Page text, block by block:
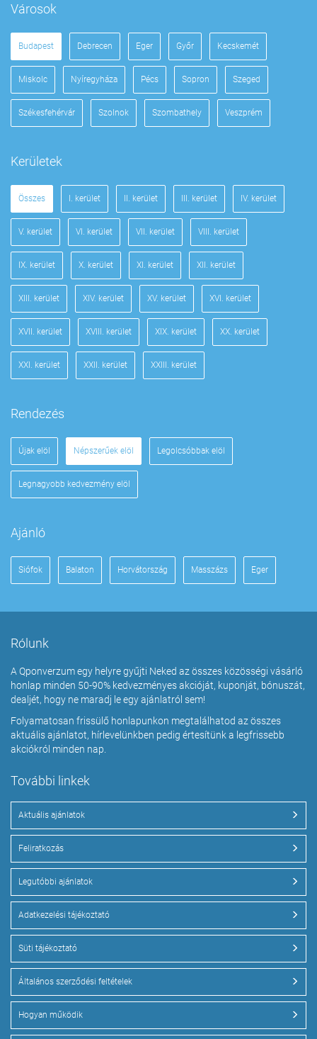
Városok
Budapest Debrecen Eger Győr Kecskemét
Miskolc Nyíregyháza Pécs Sopron Szeged
Székesfehérvár Szolnok Szombathely Veszprém
Kerületek
Összes I. kerület II. kerület III. kerület IV. kerület
V. kerület VI. kerület VII. kerület VIII. kerület
IX. kerület X. kerület XI. kerület XII. kerület
XIII. kerület XIV. kerület XV. kerület XVI. kerület
XVII. kerület XVIII. kerület XIX. kerület XX. kerület
XXI. kerület XXII. kerület XXIII. kerület
Rendezés
Újak elöl Népszerűek elöl Legolcsóbbak elöl
Legnagyobb kedvezmény elöl
Ajánló
Siófok Balaton Horvátország Masszázs Eger
Rólunk
A Qponverzum egy helyre gyűjti Neked az összes közösségi vásárló
honlap minden 50-90% kedvezményes akcióját, kuponját, bónuszát,
dealjét, hogy ne maradj le egy ajánlatról sem!
Folyamatosan frissülő honlapunkon megtalálhatod az összes
aktuális ajánlatot, hírlevelünkben pedig értesítünk a legfrissebb
akciókról minden nap.
További linkek
Aktuális ajánlatok
Feliratkozás
Legutóbbi ajánlatok
Adatkezelési tájékoztató
Süti tájékoztató
Általános szerződési feltételek
Hogyan működik